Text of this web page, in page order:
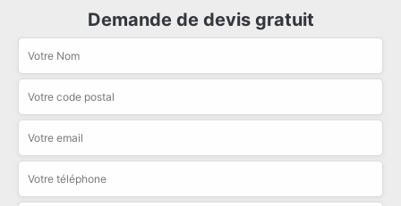
Demande de devis gratuit